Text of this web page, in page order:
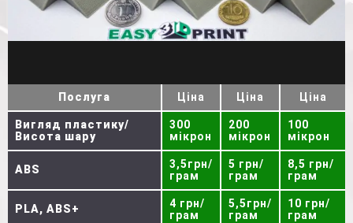
Послуга Ціна Ціна Ціна
Вигляд пластику/
Висота шару
300
мікрон
200
мікрон
100
мікрон
ABS
3,5грн/
грам
5 грн/
грам
8,5 грн/
грам
PLA, ABS+
4 грн/
грам
5,5грн/
грам
10 грн/
грам